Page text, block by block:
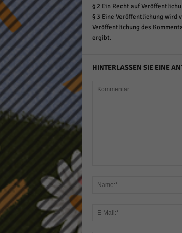
§ 2 Ein Recht auf
§ 3 Eine Veröffentlichung wird
Veröffentlichung des
ergibt.
HINTERLASSEN SIE EINE